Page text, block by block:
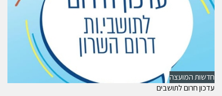
חדשות המועצה
עדכון חרום לתושבים